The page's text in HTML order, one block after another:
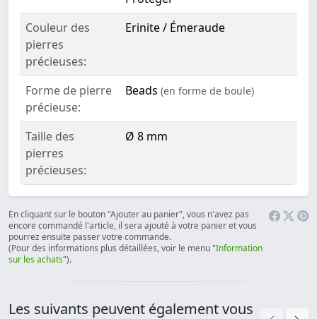
Couleur des
pierres
précieuses:
Erinite / Émeraude
Forme de pierre
précieuse:
Beads (en forme de boule)
Taille des
pierres
précieuses:
Ø 8 mm
En cliquant sur le bouton "Ajouter au panier", vous n'avez pas
encore commandé l'article, il sera ajouté à votre panier et vous
pourrez ensuite passer votre commande.
(Pour des informations plus détaillées, voir le menu "Information
sur les achats").
Les suivants peuvent également vous